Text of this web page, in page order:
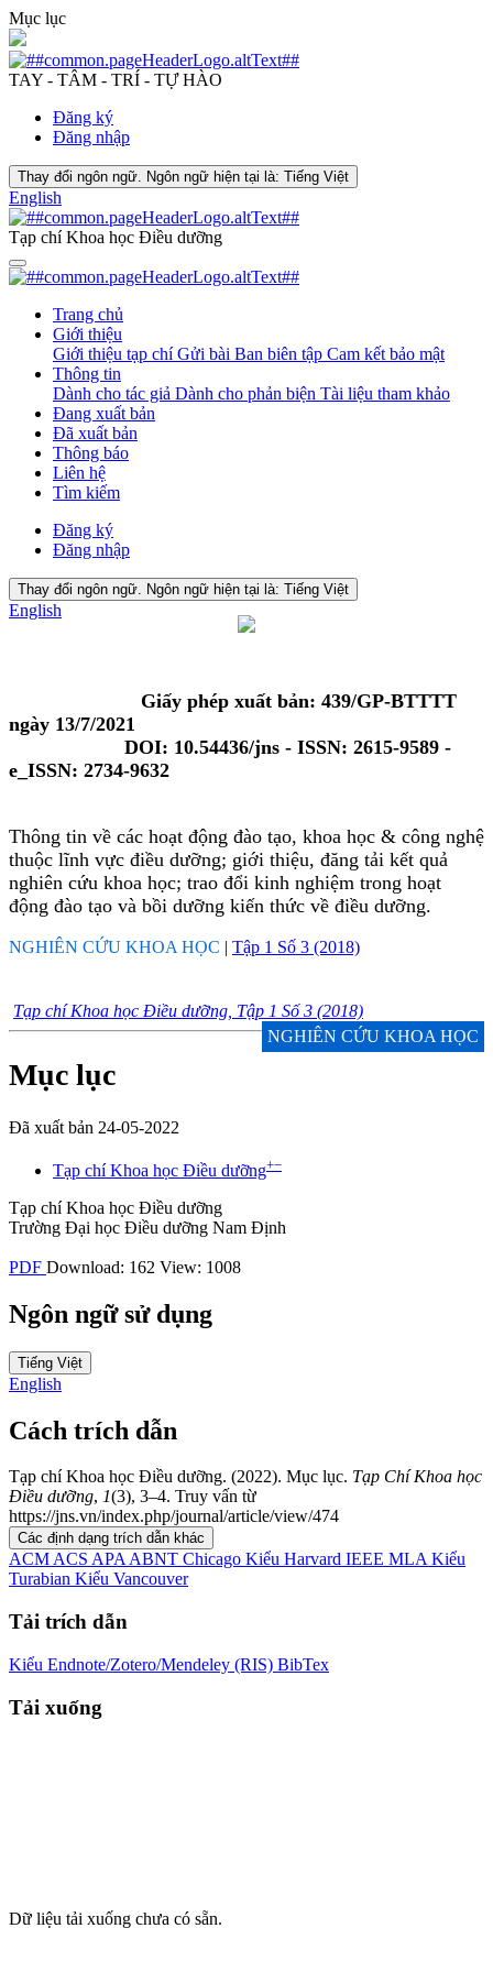
Mục lục
TAY - TÂM - TRÍ - TỰ HÀO
Đăng ký
Đăng nhập
Thay đổi ngôn ngữ. Ngôn ngữ hiện tại là: Tiếng Việt
English
Tạp chí Khoa học Điều dưỡng
Trang chủ
Giới thiệu
Giới thiệu tạp chíGửi bài Ban biên tập Cam kết bảo mật
Thông tin
Dành cho tác giả Dành cho phản biện Tài liệu tham khảo
Đang xuất bản
Đã xuất bản
Thông báo
Liên hệ
Tìm kiếm
Đăng ký
Đăng nhập
Thay đổi ngôn ngữ. Ngôn ngữ hiện tại là: Tiếng Việt
English
Giấy phép xuất bản: 439/GP-BTTTT
ngày 13/7/2021
DOI: 10.54436/jns - ISSN: 2615-9589 -
e_ISSN: 2734-9632
Thông tin về các hoạt động đào tạo, khoa học & công nghệ
thuộc lĩnh vực điều dưỡng; giới thiệu, đăng tải kết quả
nghiên cứu khoa học; trao đổi kinh nghiệm trong hoạt
động đào tạo và bồi dưỡng kiến thức về điều dưỡng.
NGHIÊN CỨU KHOA HỌC | Tập 1 Số 3 (2018)
Tạp chí Khoa học Điều dưỡng, Tập 1 Số 3 (2018)
NGHIÊN CỨU KHOA HỌC
Mục lục
Đã xuất bản 24-05-2022
Tạp chí Khoa học Điều dưỡng+−
Tạp chí Khoa học Điều dưỡng
Trường Đại học Điều dưỡng Nam Định
PDF Download: 162 View: 1008
Ngôn ngữ sử dụng
Tiếng Việt
English
Cách trích dẫn
Tạp chí Khoa học Điều dưỡng. (2022). Mục lục. Tạp Chí Khoa học
Điều dưỡng, 1(3), 3–4. Truy vấn từ
https://jns.vn/index.php/journal/article/view/474
Các định dạng trích dẫn khác
ACMACS APAABNT Chicago Kiểu Harvard IEEE MLAKiểu
Turabian Kiểu Vancouver
Tải trích dẫn
Kiểu Endnote/Zotero/Mendeley (RIS) BibTex
Tải xuống
Dữ liệu tải xuống chưa có sẵn.